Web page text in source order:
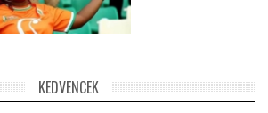
KEDVENCEK